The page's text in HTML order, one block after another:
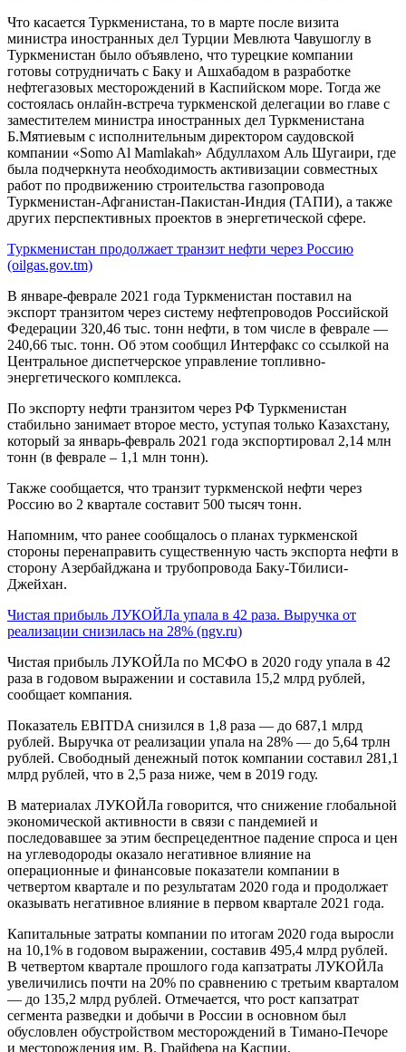
Что касается Туркменистана, то в марте после визита
министра иностранных дел Турции Мевлюта Чавушоглу в
Туркменистан было объявлено, что турецкие компании
готовы сотрудничать с Баку и Ашхабадом в разработке
нефтегазовых месторождений в Каспийском море. Тогда же
состоялась онлайн-встреча туркменской делегации во главе с
заместителем министра иностранных дел Туркменистана
Б.Мятиевым с исполнительным директором саудовской
компании «Somo Al Mamlakah» Абдуллахом Аль Шугаири, где
была подчеркнута необходимость активизации совместных
работ по продвижению строительства газопровода
Туркменистан-Афганистан-Пакистан-Индия (ТАПИ), а также
других перспективных проектов в энергетической сфере.
Туркменистан продолжает транзит нефти через Россию
(oilgas.gov.tm)
В январе-феврале 2021 года Туркменистан поставил на
экспорт транзитом через систему нефтепроводов Российской
Федерации 320,46 тыс. тонн нефти, в том числе в феврале —
240,66 тыс. тонн. Об этом сообщил Интерфакс со ссылкой на
Центральное диспетчерское управление топливно-
энергетического комплекса.
По экспорту нефти транзитом через РФ Туркменистан
стабильно занимает второе место, уступая только Казахстану,
который за январь-февраль 2021 года экспортировал 2,14 млн
тонн (в феврале – 1,1 млн тонн).
Также сообщается, что транзит туркменской нефти через
Россию во 2 квартале составит 500 тысяч тонн.
Напомним, что ранее сообщалось о планах туркменской
стороны перенаправить существенную часть экспорта нефти в
сторону Азербайджана и трубопровода Баку-Тбилиси-
Джейхан.
Чистая прибыль ЛУКОЙЛа упала в 42 раза. Выручка от
реализации снизилась на 28% (ngv.ru)
Чистая прибыль ЛУКОЙЛа по МСФО в 2020 году упала в 42
раза в годовом выражении и составила 15,2 млрд рублей,
сообщает компания.
Показатель EBITDA снизился в 1,8 раза — до 687,1 млрд
рублей. Выручка от реализации упала на 28% — до 5,64 трлн
рублей. Свободный денежный поток компании составил 281,1
млрд рублей, что в 2,5 раза ниже, чем в 2019 году.
В материалах ЛУКОЙЛа говорится, что снижение глобальной
экономической активности в связи с пандемией и
последовавшее за этим беспрецедентное падение спроса и цен
на углеводороды оказало негативное влияние на
операционные и финансовые показатели компании в
четвертом квартале и по результатам 2020 года и продолжает
оказывать негативное влияние в первом квартале 2021 года.
Капитальные затраты компании по итогам 2020 года выросли
на 10,1% в годовом выражении, составив 495,4 млрд рублей.
В четвертом квартале прошлого года капзатраты ЛУКОЙЛа
увеличились почти на 20% по сравнению с третьим кварталом
— до 135,2 млрд рублей. Отмечается, что рост капзатрат
сегмента разведки и добычи в России в основном был
обусловлен обустройством месторождений в Тимано-Печоре
и месторождения им. В. Грайфера на Каспии.